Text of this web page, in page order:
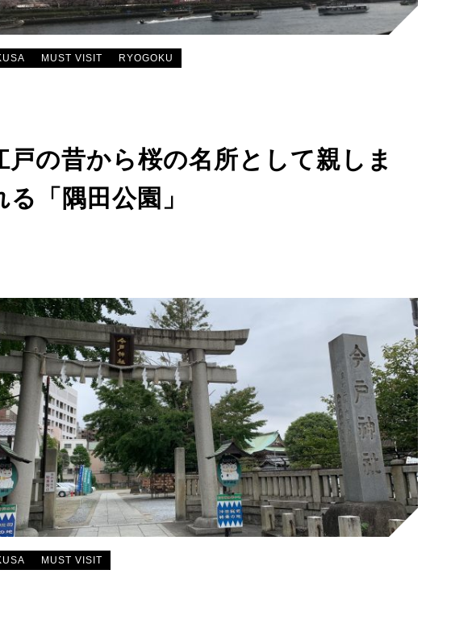
MUST VISIT RYOGOKU
戸の昔から桜の名所として親しま
る「隅田公園」
MUST VISIT